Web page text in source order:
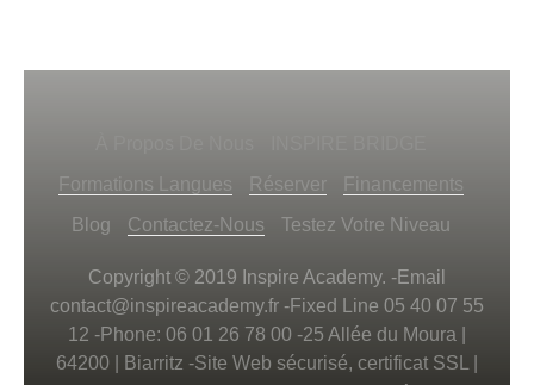
Formations Langues
Réserver
Financements
Blog
Contactez-Nous Testez Votre Niveau
Copyright © 2019 Inspire Academy. -Email
contact@inspireacademy.fr -Fixed Line 05 40 07 55
12 -Phone: 06 01 26 78 00 -25 Allée du Moura |
64200 | Biarritz -Site Web sécurisé, certificat SSL